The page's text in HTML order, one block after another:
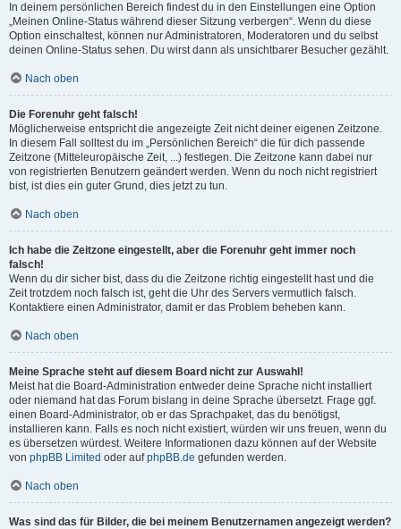
In deinem persönlichen Bereich findest du in den Einstellungen eine Option
„Meinen Online-Status während dieser Sitzung verbergen“. Wenn du diese
Option einschaltest, können nur Administratoren, Moderatoren und du selbst
deinen Online-Status sehen. Du wirst dann als unsichtbarer Besucher gezählt.
Nach oben
Die Forenuhr geht falsch!
Möglicherweise entspricht die angezeigte Zeit nicht deiner eigenen Zeitzone.
In diesem Fall solltest du im „Persönlichen Bereich“ die für dich passende
Zeitzone (Mitteleuropäische Zeit, ...) festlegen. Die Zeitzone kann dabei nur
von registrierten Benutzern geändert werden. Wenn du noch nicht registriert
bist, ist dies ein guter Grund, dies jetzt zu tun.
Nach oben
Ich habe die Zeitzone eingestellt, aber die Forenuhr geht immer noch
falsch!
Wenn du dir sicher bist, dass du die Zeitzone richtig eingestellt hast und die
Zeit trotzdem noch falsch ist, geht die Uhr des Servers vermutlich falsch.
Kontaktiere einen Administrator, damit er das Problem beheben kann.
Nach oben
Meine Sprache steht auf diesem Board nicht zur Auswahl!
Meist hat die Board-Administration entweder deine Sprache nicht installiert
oder niemand hat das Forum bislang in deine Sprache übersetzt. Frage ggf.
einen Board-Administrator, ob er das Sprachpaket, das du benötigst,
installieren kann. Falls es noch nicht existiert, würden wir uns freuen, wenn du
es übersetzen würdest. Weitere Informationen dazu können auf der Website
von phpBB Limited oder aufphpBB.de gefunden werden.
Nach oben
Was sind das für Bilder, die bei meinem Benutzernamen angezeigt werden?